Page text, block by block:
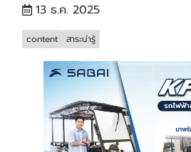
13 ธ.ค. 2025
content สาระน่ารู้